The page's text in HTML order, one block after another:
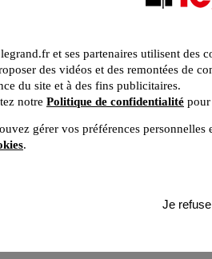
et ses partenaires utilisent des
des vidéos et des remontées de
du site et à des fins publicitaires.
notre Politique de confidentialité
gérer vos préférences personnelles
.
Je refuse